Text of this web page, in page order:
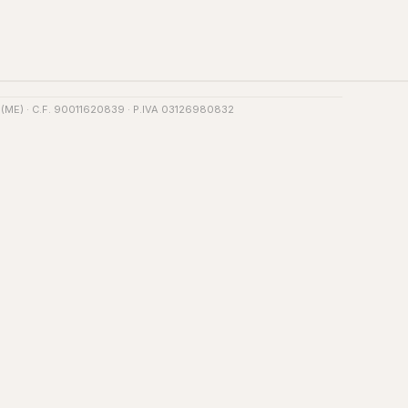
· C.F. 90011620839 · P.IVA 03126980832